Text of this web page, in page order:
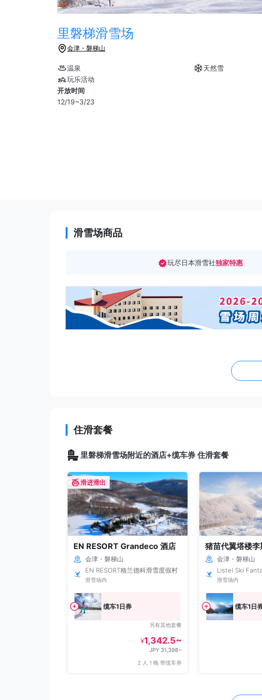
里磐梯滑雪场
会津・磐梯山
温泉
天然雪
玩乐活动
开放时间
12/19~3/23
滑雪场商品
玩尽日本滑雪社独家特惠
住滑套餐
里磐梯滑雪场附近的酒店+缆车券 住滑套餐
滑进滑出
EN RESORT Grandeco 酒店
会津・磐梯山
EN RESORT格兰德科滑雪度假村
滑雪场内
缆车1日券
另有其他套餐
¥1,342.5~
JPY 31,398~
2 人 1 晚 带缆车券
猪苗代翼塔楼
会津・磐梯山
Listel Ski
滑雪场内
缆车1日